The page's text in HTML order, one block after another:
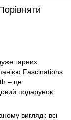
гарних
Fascinations
– це
подарунок
вигляді: всі